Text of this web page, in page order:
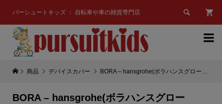
パーシュートキッズ ： 自転車や車の雑貨専門店 

商品 デバイスカバー BORA – hansgrohe(ボラハンスグローエ)iPhoneカバー(Bデザイン)
BORA – hansgrohe(ボラハンスグロー